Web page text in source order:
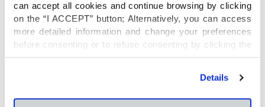
can accept all cookies and continue browsing by clicking
on the “I ACCEPT” button; Alternatively, you can access
more detailed information and change your preferences
before consenting or to refuse consenting by clicking the
"Personalize" button. For more information you can visit
Details
El concurso, patrocinado por la Fundación
Orange y con la activa participación de las
Consejerías de Educación de las Comunidades
Autónomas, está dirigido a estudiantes de 3º, 4º,
ESO de colegios de toda España. En cada edición